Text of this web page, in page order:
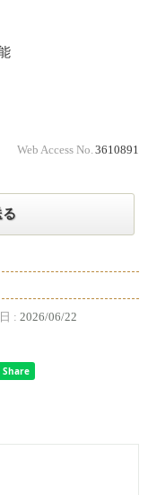
Web Access No. 3610891
る
: 2026/06/22